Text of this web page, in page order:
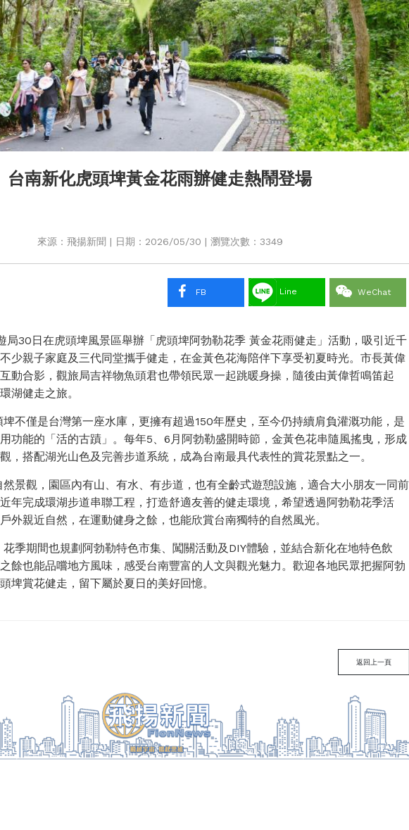
台南新化虎頭埤黃金花雨辦健走熱鬧登場
來源：飛揚新聞 | 日期：2026/05/30 | 瀏覽次數：3349
FB Line WeChat
局30日在虎頭埤風景區舉辦「虎頭埤阿勃勒花季 黃金花雨健走」活動，吸引近千
少親子家庭及三代同堂攜手健走，在金黃色花海陪伴下享受初夏時光。市長黃偉
動合影，觀旅局吉祥物魚頭君也帶領民眾一起跳暖身操，隨後由黃偉哲鳴笛起
湖健走之旅。
不僅是台灣第一座水庫，更擁有超過150年歷史，至今仍持續肩負灌溉功能，是
功能的「活的古蹟」。每年5、6月阿勃勒盛開時節，金黃色花串隨風搖曳，形成
，搭配湖光山色及完善步道系統，成為台南最具代表性的賞花景點之一。
然景觀，園區內有山、有水、有步道，也有全齡式遊憩設施，適合大小朋友一同前
年完成環湖步道串聯工程，打造舒適友善的健走環境，希望透過阿勃勒花季活
外親近自然，在運動健身之餘，也能欣賞台南獨特的自然風光。
季期間也規劃阿勃勒特色市集、闖關活動及DIY體驗，並結合新化在地特色飲
餘也能品嚐地方風味，感受台南豐富的人文與觀光魅力。歡迎各地民眾把握阿勃
埤賞花健走，留下屬於夏日的美好回憶。
返回上一頁